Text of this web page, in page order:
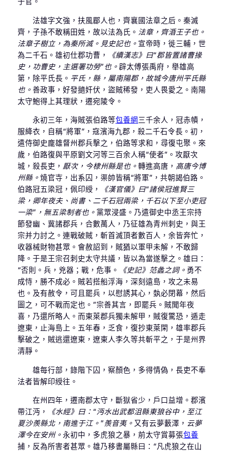
法雄字文強，扶風郿人也，齊襄國法章之后。秦滅
齊，子孫不敢稱田姓，故以法為氏。 法章，齊涽王子也。
法章子樹立，為秦所滅。見史記也。 宣帝時，徙三輔，世
為二千石。雄初仕郡功曹，
《續漢志》曰“郡皆置諸曹掾
史，功曹史，主選署功勞”也。 辟太傅張禹府，舉雄高
第，除平氏長。 平氏，縣，屬南陽郡，故城今唐州平氏縣
也。 善政事，好發擿奸伏，盜賊稀發，吏人畏愛之。南陽
太守鮑得上其理狀，遷宛陵令。
永初三年，海賊張伯路等包養網三千余人，冠赤幘，
服絳衣，自稱“將軍”，寇濱海九郡，殺二千石令長。初，
遣侍御史龐雄督州郡兵擊之，伯路等求和，尋復屯聚。來
歲，伯路復與平原劉文河等三百余人稱“使者”。攻厭次
城，殺長吏， 厭次，今棣州縣是也。 轉進高唐， 高唐今博
州縣。 燒官寺，出系囚，渠帥皆稱“將軍”，共朝謁伯路。
伯路冠五梁冠，佩印綬，
《漢官儀》曰“諸侯冠進賢三
梁，卿年夜夫、尚書、二千石冠兩梁，千石以下至小吏冠
一梁”，無五梁制者也。 黨眾浸盛。乃遣御史中丞王宗持
節發幽、冀諸郡兵，合數萬人，乃征雄為青州刺史，與王
宗并力討之。連戰破賊，斬首滅頂者數百人，余皆奔忙，
收器械財物甚眾。會赦詔到，賊猶以軍甲未解，不敢歸
降。于是王宗召刺史太守共議，皆以為當遂擊之。雄曰：
“否則。兵，兇器；戰，危事。
《史記》范蠡之詞。 勇不
成恃，勝不成必。賊若搭船浮海，深刻遠島，攻之未易
也。及有赦令，可且罷兵，以慰誘其心，埶必閉幕，然后
圖之，可不戰而定也。”宗善其言，即罷兵。賊聞年夜
喜，乃還所略人。而東萊郡兵獨未解甲，賊復驚恐，遁走
遼東，止海島上。五年春，乏食，復抄東萊閑，雄率郡兵
擊破之，賊逃還遼東，遼東人李久等共斬平之，于是州界
清靜。
雄每行部，錄階下囚，察顏色，多得情偽，長吏不奉
法者皆解印綬往。
在州四年，遷南郡太守，斷獄省少，戶口益增。郡濱
帶江沔，
《水經》曰：“沔水出武都沮縣東狼谷中，至江
夏沙羨縣北，南進于江。”羨音夷。 又有云夢藪澤， 云夢
澤今在安州。 永初中，多虎狼之暴，前太守賞募張包養
捕，反為所害者甚眾。雄乃移書屬縣曰：“凡虎狼之在山